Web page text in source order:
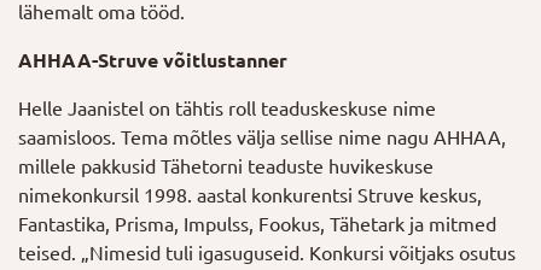
lähemalt oma tööd.
AHHAA-Struve võitlustanner
Helle Jaanistel on tähtis roll teaduskeskuse nime
saamisloos. Tema mõtles välja sellise nime nagu AHHAA,
millele pakkusid Tähetorni teaduste huvikeskuse
nimekonkursil 1998. aastal konkurentsi Struve keskus,
Fantastika, Prisma, Impulss, Fookus, Tähetark ja mitmed
teised. „Nimesid tuli igasuguseid. Konkursi võitjaks osutus